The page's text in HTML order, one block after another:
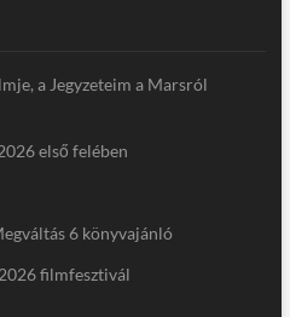
a Jegyzeteim a Marsról
első felében
6 könyvajánló
filmfesztivál